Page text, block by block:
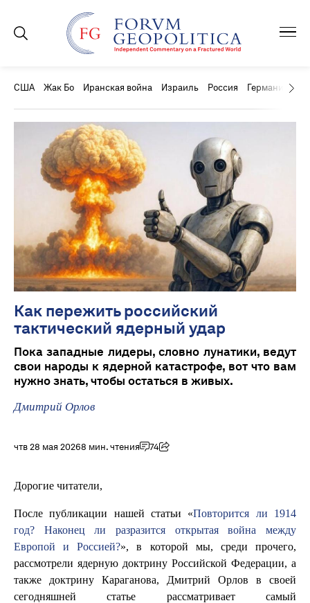
США Жак Бо Иранская война Израиль Россия Германия
Как пережить российский
тактический ядерный удар
Пока западные лидеры, словно лунатики, ведут
свои народы к ядерной катастрофе, вот что вам
нужно знать, чтобы остаться в живых.
Дмитрий Орлов
чтв 28 мая 20268 мин. чтения 74
Дорогие читатели,
После публикации нашей статьи «Повторится ли 1914
год? Наконец ли разразится открытая война между
Европой и Россией?», в которой мы, среди прочего,
рассмотрели ядерную доктрину Российской Федерации, а
также доктрину Караганова, Дмитрий Орлов в своей
сегодняшней статье рассматривает самый